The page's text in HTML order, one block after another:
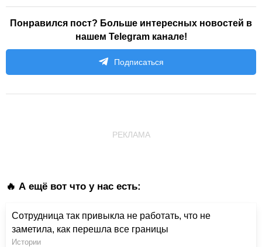
Понравился пост? Больше интересных новостей в
нашем Telegram канале!
Подписаться
РЕКЛАМА
🔥 А ещё вот что у нас есть:
Сотрудница так привыкла не работать, что не
заметила, как перешла все границы
Истории